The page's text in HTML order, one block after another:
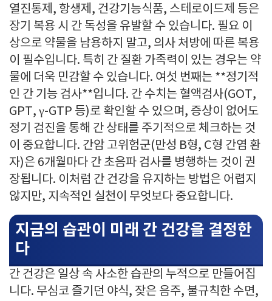
열진통제, 항생제, 건강기능식품, 스테로이드제 등은
장기 복용 시 간 독성을 유발할 수 있습니다. 필요 이
상으로 약물을 남용하지 말고, 의사 처방에 따른 복용
이 필수입니다. 특히 간 질환 가족력이 있는 경우는 약
물에 더욱 민감할 수 있습니다. 여섯 번째는 **정기적
인 간 기능 검사**입니다. 간 수치는 혈액검사(GOT,
GPT, γ-GTP 등)로 확인할 수 있으며, 증상이 없어도
정기 검진을 통해 간 상태를 주기적으로 체크하는 것
이 중요합니다. 간암 고위험군(만성 B형, C형 간염 환
자)은 6개월마다 간 초음파 검사를 병행하는 것이 권
장됩니다. 이처럼 간 건강을 유지하는 방법은 어렵지
않지만, 지속적인 실천이 무엇보다 중요합니다.
지금의 습관이 미래 간 건강을 결정한
다
간 건강은 일상 속 사소한 습관의 누적으로 만들어집
니다. 무심코 즐기던 야식, 잦은 음주, 불규칙한 수면,